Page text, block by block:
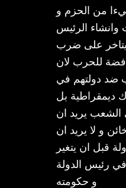
من الحزم و
وانشاء الرئيس
على ضرب
للحرب لان
ضد دولتهم في
ديمقراطية بل
الشعب يريد ان
و لا يريد ان
قبل ان يتغير
رئيس الدولة
و حكومته